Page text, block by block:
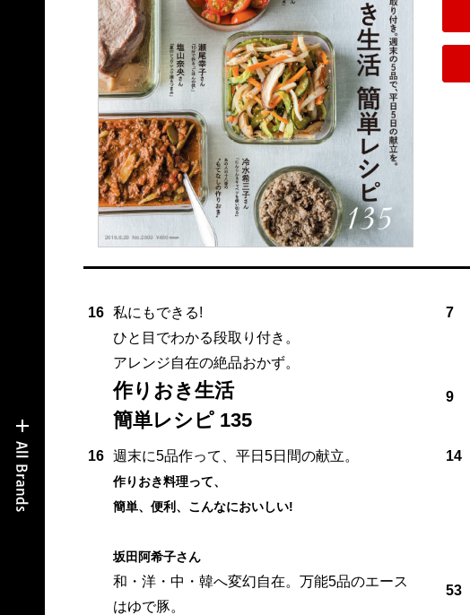
16
私にもできる!
ひと目でわかる段取り付き。
アレンジ自在の絶品おかず。
作りおき生活
簡単レシピ 135
16 週末に5品作って、平日5日間の献立。
作りおき料理って、
簡単、便利、こんなにおいしい!
坂田阿希子さん
和・洋・中・韓へ変幻自在。万能5品のエース
はゆで豚。
7
9
14
53